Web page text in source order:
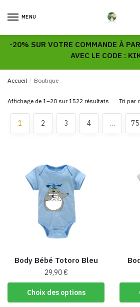
MENU
-20% SUR VOTRE COMMANDE À
AVEC LE CODE :
Accueil / Boutique
Affichage de 1–20 sur 1522 résultats
1 2 3 4 … 75
Body Bébé Totoro Bleu
29,90€
Choix des options
Ce
produit